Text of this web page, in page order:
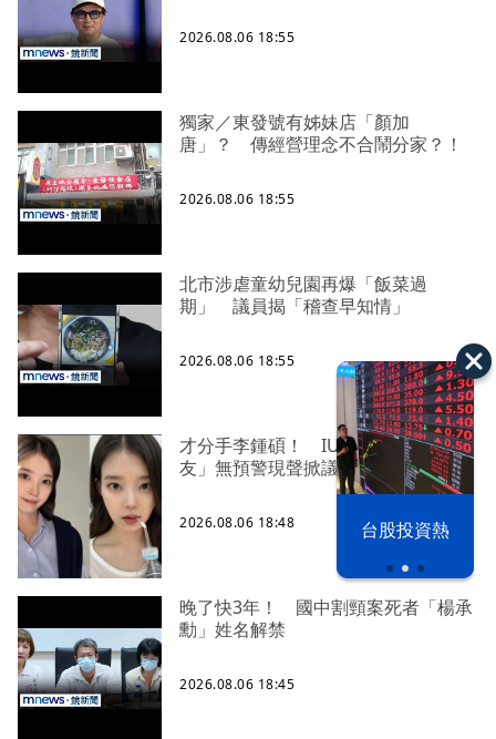
以色列 穹頂
台股投資熱
2026.08.06 18:55
獨家／東發號有姊妹店「顏加
唐」？ 傳經營理念不合鬧分家？！
2026.08.06 18:55
北市涉虐童幼兒園再爆「飯菜過
期」 議員揭「稽查早知情」
2026.08.06 18:55
才分手李鍾碩！ IU社群「前前男
友」無預警現聲掀議論
2026.08.06 18:48
晚了快3年！ 國中割頸案死者「楊承
勳」姓名解禁
2026.08.06 18:45